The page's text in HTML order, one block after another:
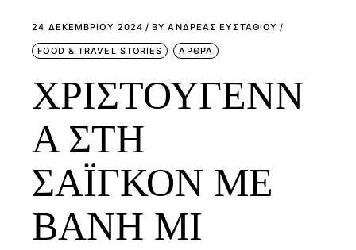
24 ΔΕΚΕΜΒΡΊΟΥ 2024 BY ΑΝΔΡΕΑΣ ΕΥΣΤΑΘΙΟΥ
FOOD & TRAVEL STORIES ΑΡΘΡΑ
ΧΡΙΣΤΟΥΓΕΝΝ
Α ΣΤΗ
ΣΑΪΓΚΟΝ ΜΕ
BANH MI